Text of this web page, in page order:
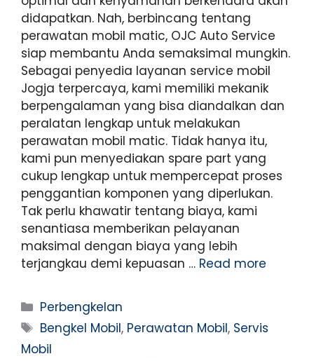
didapatkan. Nah, berbincang tentang
perawatan mobil matic, OJC Auto Service
siap membantu Anda semaksimal mungkin.
Sebagai penyedia layanan service mobil
Jogja terpercaya, kami memiliki mekanik
berpengalaman yang bisa diandalkan dan
peralatan lengkap untuk melakukan
perawatan mobil matic. Tidak hanya itu,
kami pun menyediakan spare part yang
cukup lengkap untuk mempercepat proses
penggantian komponen yang diperlukan.
Tak perlu khawatir tentang biaya, kami
senantiasa memberikan pelayanan
maksimal dengan biaya yang lebih
terjangkau demi kepuasan … Read more
Perbengkelan
Bengkel Mobil, Perawatan Mobil, Servis
Mobil